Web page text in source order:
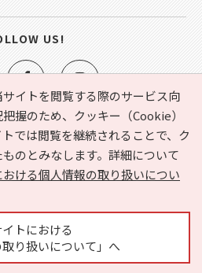
イトを閲覧する際のサービス向
握のため、クッキー（Cookie）
では閲覧を継続されることで、ク
のとみなします。詳細について
おける個人情報の取り扱いについ
トにおける
取り扱いについて」へ
は？ お気に入り
ヘルプ
り扱いについて
運営会社
掲載に関するお問い合わせ
US!